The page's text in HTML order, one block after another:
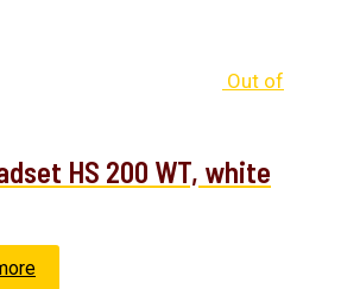
Out of
HS 200 WT, white